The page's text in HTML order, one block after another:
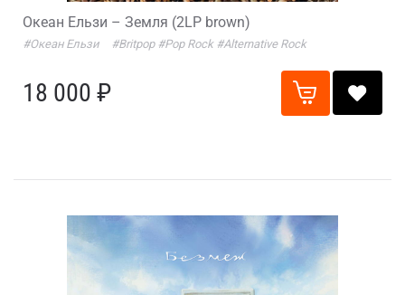
Океан Ельзи – Земля (2LP brown)
#Океан Ельзи #Britpop #Pop Rock #Alternative Rock
18 000 ₽